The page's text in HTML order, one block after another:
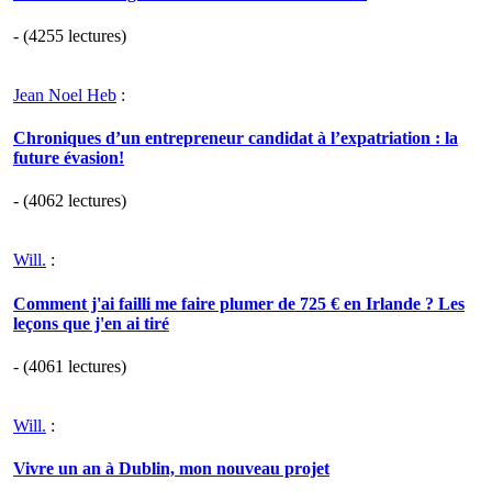
- (4255 lectures)
Jean Noel Heb :
Chroniques d’un entrepreneur candidat à l’expatriation : la
future évasion!
- (4062 lectures)
Will. :
Comment j'ai failli me faire plumer de 725 € en Irlande ? Les
leçons que j'en ai tiré
- (4061 lectures)
Will. :
Vivre un an à Dublin, mon nouveau projet